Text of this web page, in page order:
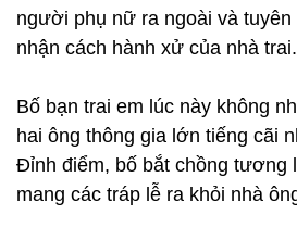
người phụ nữ ra ngoài và tuyên
nhận cách hành xử của nhà trai.
Bố bạn trai em lúc này không
hai ông thông gia lớn tiếng cãi
Đỉnh điểm, bố bắt chồng tương
mang các tráp lễ ra khỏi nhà